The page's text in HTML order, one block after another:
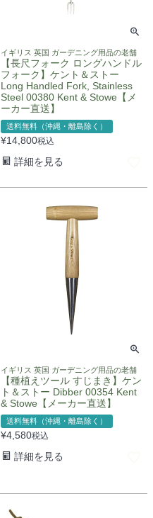
イギリス 英国 ガーデニング用品の老舗
【長尺フォーク ロングハンドル
フォーク】ケント＆ストー
Long Handled Fork, Stainless
Steel 00380 Kent & Stowe【メ
ーカー直送】
送料無料（沖縄・離島除く）
¥14,800税込
詳細を見る
イギリス 英国 ガーデニング用品の老舗
【種植えツール すじまき】ケン
ト＆ストー Dibber 00354 Kent
& Stowe【メーカー直送】
送料無料（沖縄・離島除く）
¥4,580税込
詳細を見る